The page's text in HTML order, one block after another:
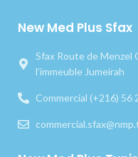
New Med Plus Sfax
Sfax Route de Menzel
l’immeuble Jumeirah
Commercial (+216) 56